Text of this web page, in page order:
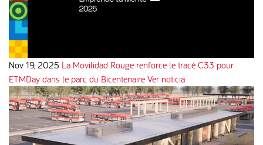
Nov 19, 2025 La Movilidad Rouge renforce le tracé C33 pour
ETMDay dans le parc du Bicentenaire Ver noticia